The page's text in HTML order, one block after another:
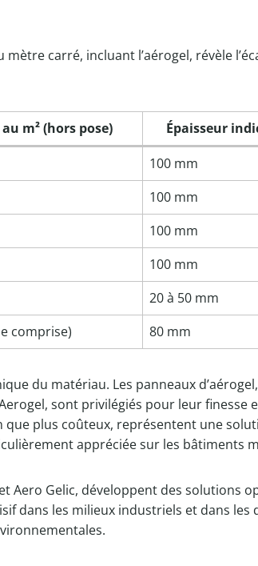
carré, incluant l’aérogel, révèle
m² (hors pose) Épaisseur
100 mm
100 mm
100 mm
100 mm
20 à 50 mm
comprise) 80 mm
du matériau. Les panneaux
sont privilégiés pour leur
que plus coûteux, représentent une
appréciée sur les bâtiments
Aero Gelic, développent des solutions
dans les milieux industriels et dans